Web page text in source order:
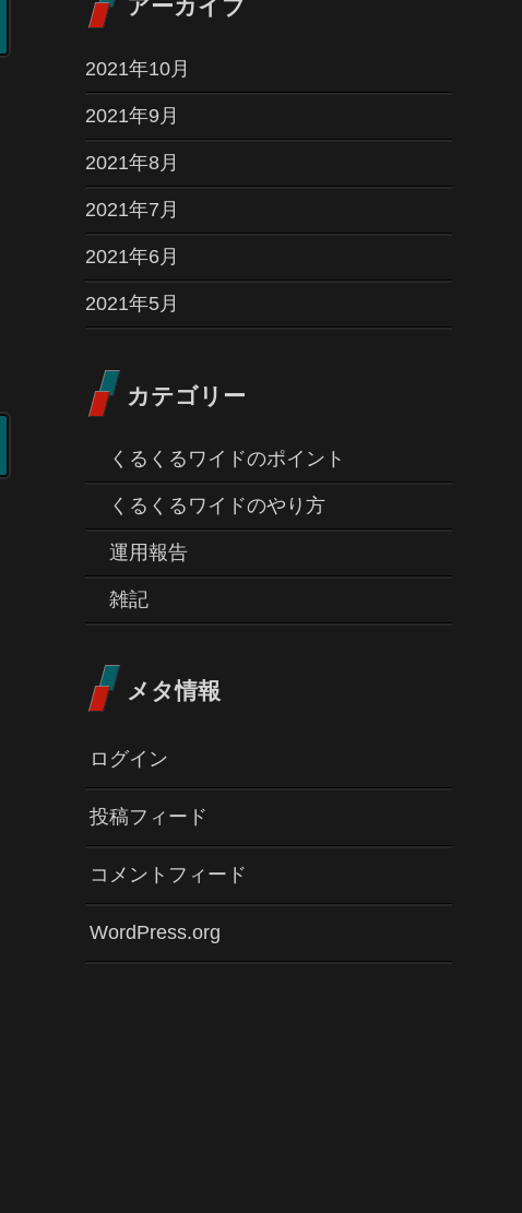
アーカイブ
2021年10月
2021年9月
2021年8月
2021年7月
2021年6月
2021年5月
カテゴリー
くるくるワイドのポイント
くるくるワイドのやり方
運用報告
雑記
メタ情報
ログイン
投稿フィード
コメントフィード
WordPress.org